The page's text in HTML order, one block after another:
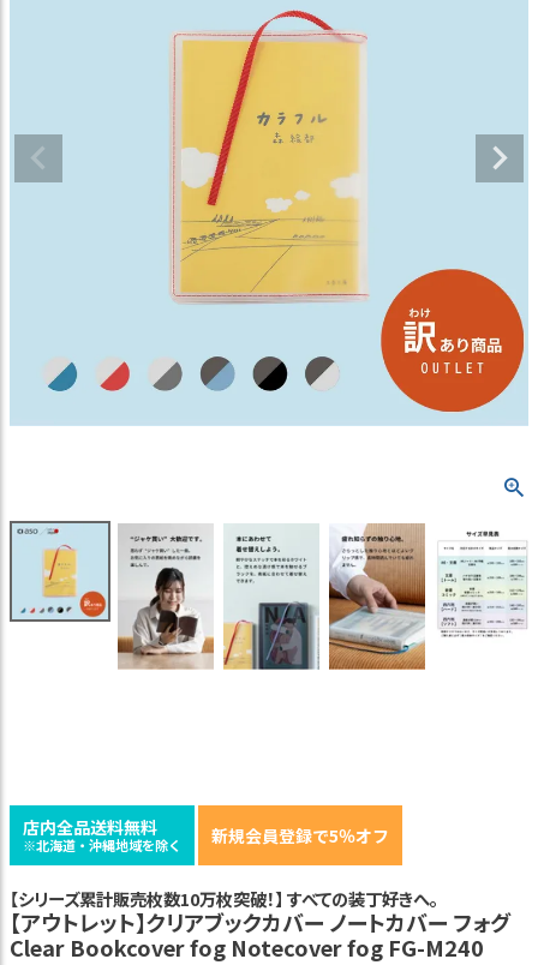
店内全品送料無料
※北海道・沖縄地域を除く 新規会員登録で5％オフ
【シリーズ累計販売枚数10万枚突破！】 すべての装丁好きへ。
【アウトレット】クリアブックカバー ノートカバー フォグ
Clear Bookcover fog Notecover fog FG-M240